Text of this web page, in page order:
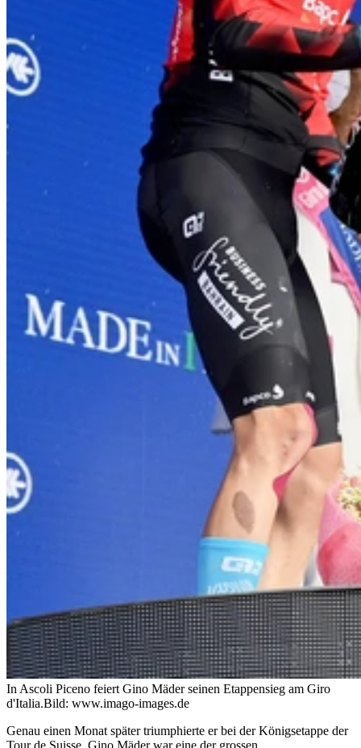
In Ascoli Piceno feiert Gino Mäder seinen Etappensieg am Giro
d'Italia.Bild: www.imago-images.de
Genau einen Monat später triumphierte er bei der Königsetappe der
Tour de Suisse. Gino Mäder war eine der grossen